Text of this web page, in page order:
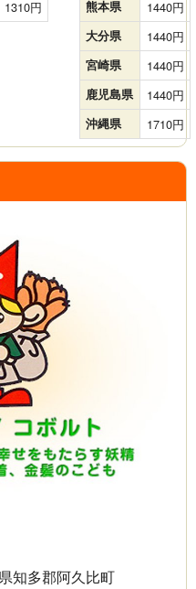
1310 熊本県 1440
大分県 1440
宮崎県 1440
鹿児島県 1440
沖縄県 1710
知多郡阿久比町